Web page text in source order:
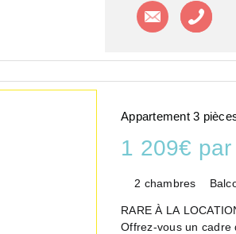
Contacter
Appartement 3
1 209€
2 chambres
Offrez-vous un cadre